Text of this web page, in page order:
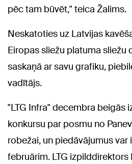
pēc tam būvēt," teica Žalims.
Neskatoties uz Latvijas
Eiropas sliežu platuma sliežu
saskaņā ar savu grafiku,
vadītājs.
"LTG Infra" decembra beigās
konkursu par posmu no
robežai, un piedāvājumus var
februārim. LTG izpilddirektors